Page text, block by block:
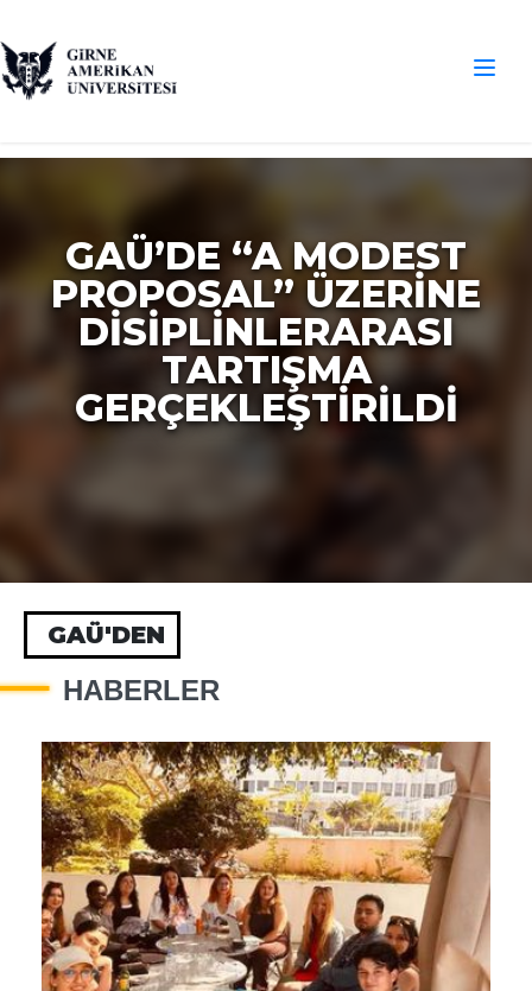
GAÜ’DE “A MODEST
PROPOSAL” ÜZERINE
DISIPLINLERARASI
TARTIŞMA
GERÇEKLEŞTIRILDI
GAÜ'DEN
HABERLER